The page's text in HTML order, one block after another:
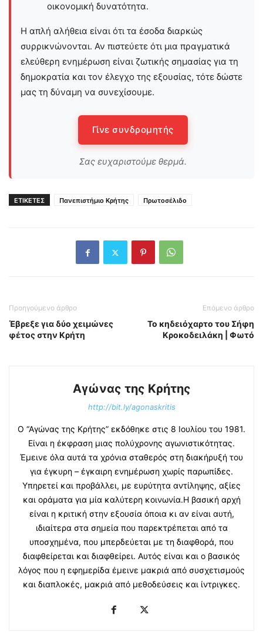
οικονομική δυνατότητα.
Η απλή αλήθεια είναι ότι τα έσοδα διαρκώς
συρρικνώνονται. Αν πιστεύετε ότι μια πραγματικά
ελεύθερη ενημέρωση είναι ζωτικής σημασίας για τη
δημοκρατία και τον έλεγχο της εξουσίας, τότε δώστε
μας τη δύναμη να συνεχίσουμε.
Γίνε συνδρομητής
Σας ευχαριστούμε θερμά.
ΕΤΙΚΕΤΕΣ Πανεπιστήμιο Κρήτης Πρωτοσέλιδο
Προηγούμενο άρθρο
Έβρεξε για δύο χειμώνες
φέτος στην Κρήτη
Επόμενο άρθρο
Το κηδειόχαρτο του Σήφη
Κροκοδειλάκη | Φωτό
Αγώνας της Κρήτης
http://bit.ly/agonaskritis
Ο “Αγώνας της Κρήτης” εκδόθηκε στις 8 Ιουλίου του 1981.
Είναι η έκφραση μιας πολύχρονης αγωνιστικότητας.
Έμεινε όλα αυτά τα χρόνια σταθερός στη διακήρυξή του
για έγκυρη – έγκαιρη ενημέρωση χωρίς παρωπίδες.
Υπηρετεί και προβάλλει, με ευρύτητα αντίληψης, αξίες
και οράματα για μία καλύτερη κοινωνία.Η βασική αρχή
είναι η κριτική στην εξουσία όποια κι αν είναι αυτή,
ιδιαίτερα στα σημεία που παρεκτρέπεται από τα
υποσχημένα, που μπερδεύεται με τη διαφθορά, που
διαφθείρεται και διαφθείρει. Αυτός είναι και ο βασικός
λόγος που η εφημερίδα έμεινε μακριά από συσχετισμούς
και διαπλοκές, μακριά από μεθοδεύσεις και ίντριγκες.